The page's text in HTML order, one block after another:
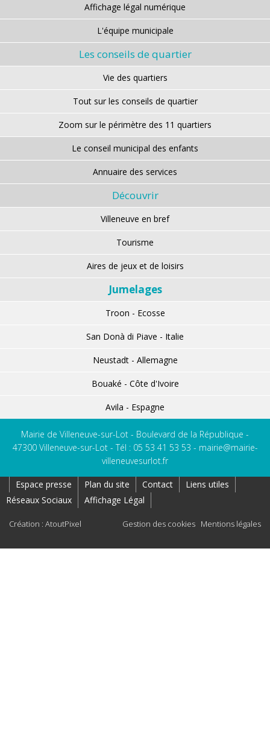
Affichage légal numérique
L'équipe municipale
Les conseils de quartier
Vie des quartiers
Tout sur les conseils de quartier
Zoom sur le périmètre des 11 quartiers
Le conseil municipal des enfants
Annuaire des services
Découvrir
Villeneuve en bref
Tourisme
Aires de jeux et de loisirs
Jumelages
Troon - Ecosse
San Donà di Piave - Italie
Neustadt - Allemagne
Bouaké - Côte d'Ivoire
Avila - Espagne
Mairie de Villeneuve-sur-Lot - Boulevard de la République -
47300 Villeneuve-sur-Lot - Tél : 05 53 41 53 53 - mairie@mairie-
villeneuvesurlot.fr
Espace presse Plan du site Contact
Liens utiles
Réseaux Sociaux
Affichage Légal
Création : AtoutPixel Gestion des cookies Mentions légales